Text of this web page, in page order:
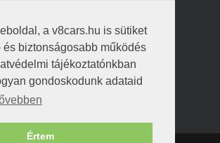
a v8cars.hu is sütiket
és biztonságosabb működés
tájékoztatónkban
gondoskodunk adataid
Értem
kortisz:Elszúrtam! Én csak két
Nem tudtam, hogy fél autót,
Béke:
is nagyon, amikor